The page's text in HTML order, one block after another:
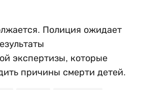
Полиция ожидает
экспертизы, которые
причины смерти детей.